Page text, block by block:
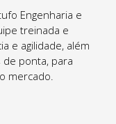
Engenharia e
treinada e
e agilidade, além
ponta, para
mercado.